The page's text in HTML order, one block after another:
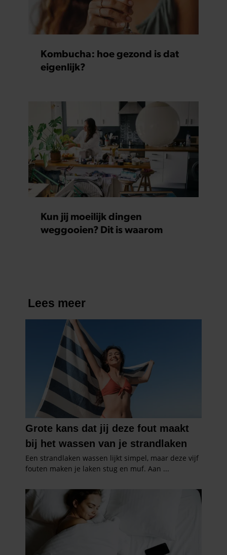
Kombucha: hoe gezond is dat
eigenlijk?
Kun jij moeilijk dingen
weggooien? Dit is waarom